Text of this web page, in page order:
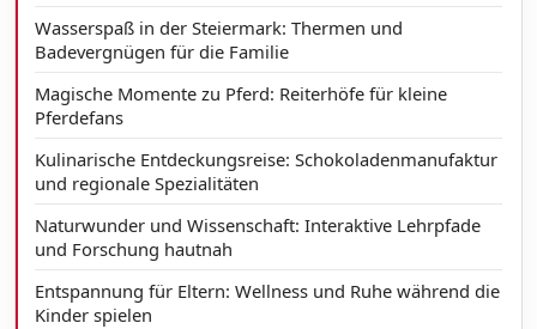
Wasserspaß in der Steiermark: Thermen und
Badevergnügen für die Familie
Magische Momente zu Pferd: Reiterhöfe für kleine
Pferdefans
Kulinarische Entdeckungsreise: Schokoladenmanufaktur
und regionale Spezialitäten
Naturwunder und Wissenschaft: Interaktive Lehrpfade
und Forschung hautnah
Entspannung für Eltern: Wellness und Ruhe während die
Kinder spielen